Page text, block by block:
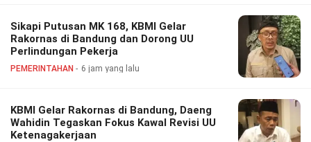
Sikapi Putusan MK 168, KBMI Gelar
Rakornas di Bandung dan Dorong UU
Perlindungan Pekerja
PEMERINTAHAN 6 jam yang lalu
KBMI Gelar Rakornas di Bandung, Daeng
Wahidin Tegaskan Fokus Kawal Revisi UU
Ketenagakerjaan